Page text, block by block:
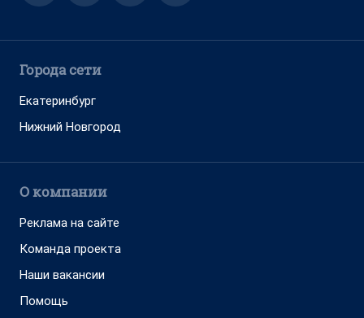
Города сети
Екатеринбург
Нижний Новгород
О компании
Реклама на сайте
Команда проекта
Наши вакансии
Помощь